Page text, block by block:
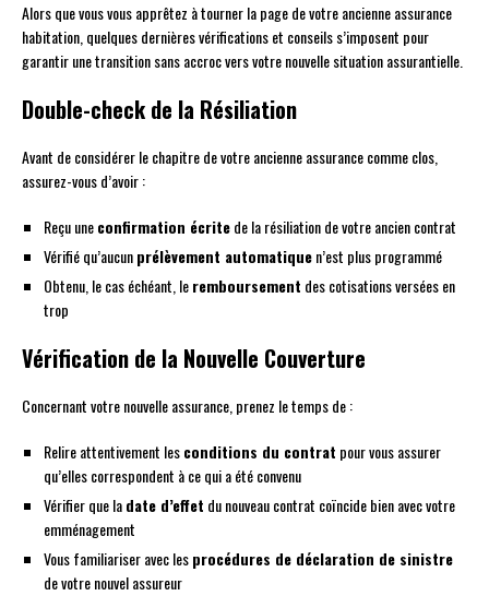
Alors que vous vous apprêtez à tourner la page de votre ancienne assurance
habitation, quelques dernières vérifications et conseils s’imposent pour
garantir une transition sans accroc vers votre nouvelle situation assurantielle.
Double-check de la Résiliation
Avant de considérer le chapitre de votre ancienne assurance comme clos,
assurez-vous d’avoir :
Reçu uneconfirmation écritede la résiliation de votre ancien contrat
Vérifié qu’aucunprélèvement automatiquen’est plus programmé
Obtenu, le cas échéant, leremboursement des cotisations versées en
trop
Vérification de la Nouvelle Couverture
Concernant votre nouvelle assurance, prenez le temps de :
Relire attentivement lesconditions du contrat pour vous assurer
qu’elles correspondent à ce qui a été convenu
Vérifier que ladate d’effet du nouveau contrat coïncide bien avec votre
emménagement
Vous familiariser avec lesprocédures de déclaration de sinistre
de votre nouvel assureur